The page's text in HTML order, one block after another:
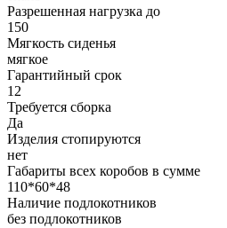
Разрешенная нагрузка до
150
Мягкость сиденья
мягкое
Гарантийный срок
12
Требуется сборка
Да
Изделия стопируются
нет
Габариты всех коробов в сумме
110*60*48
Наличие подлокотников
без подлокотников